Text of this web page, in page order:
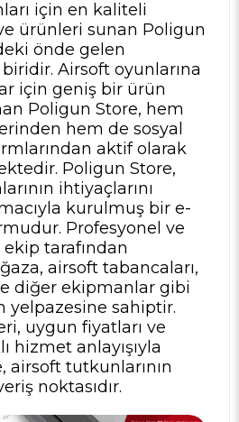
için en kaliteli
ürünleri sunan Poligun
önde gelen
Airsoft oyunlarına
için geniş bir ürün
Poligun Store, hem
hem de sosyal
aktif olarak
Poligun Store,
ihtiyaçlarını
kurulmuş bir e-
Profesyonel ve
tarafından
airsoft tabancaları,
diğer ekipmanlar gibi
yelpazesine sahiptir.
uygun fiyatları ve
hizmet anlayışıyla
airsoft tutkunlarının
noktasıdır.